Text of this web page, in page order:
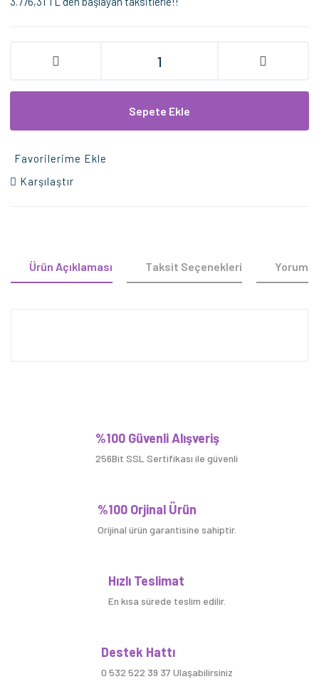
Sepete Ekle
Favorilerime Ekle
Karşılaştır
Ürün Açıklaması Taksit Seçenekleri
Yorum Yaz
%100 Güvenli Alışveriş
256Bit SSL Sertifikası ile güvenli
%100 Orjinal Ürün
Orijinal ürün garantisine sahiptir.
Hızlı Teslimat
En kısa sürede teslim edilir.
Destek Hattı
0 532 522 39 37 Ulaşabilirsiniz